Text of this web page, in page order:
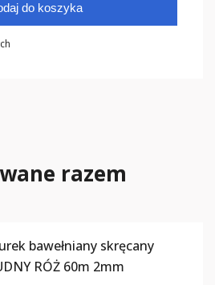
do koszyka
razem
bawełniany skręcany
RÓŻ 60m 2mm